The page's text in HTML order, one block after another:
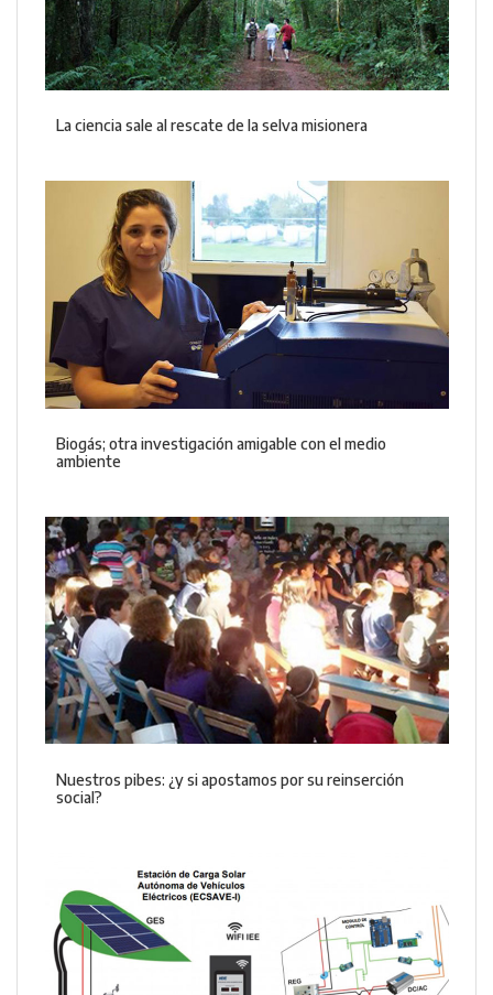
La ciencia sale al rescate de la selva misionera
Biogás; otra investigación amigable con el medio
ambiente
Nuestros pibes: ¿y si apostamos por su reinserción
social?